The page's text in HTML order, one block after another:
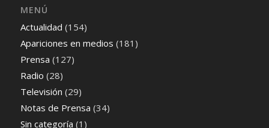
MENÚ
Actualidad (154)
Apariciones en medios (181)
Prensa (127)
Radio (28)
Televisión (29)
Notas de Prensa (34)
Sin categoría (1)